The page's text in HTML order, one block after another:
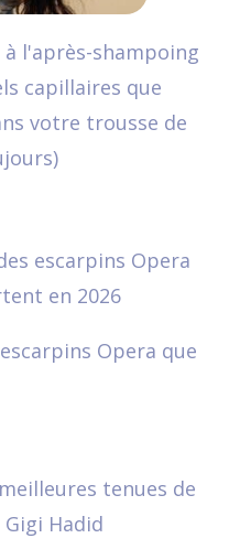
l'après-shampoing
capillaires que
votre trousse de
Opera que